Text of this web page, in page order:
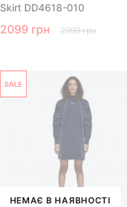
Skirt DD4618-010
2099 грн 2999 грн
НЕМАЄ В НАЯВНОСТІ